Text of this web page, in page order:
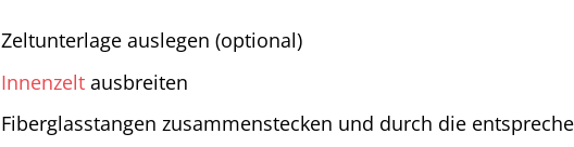
Zeltunterlage auslegen (optional)
Innenzelt ausbreiten
Fiberglasstangen zusammenstecken und durch die